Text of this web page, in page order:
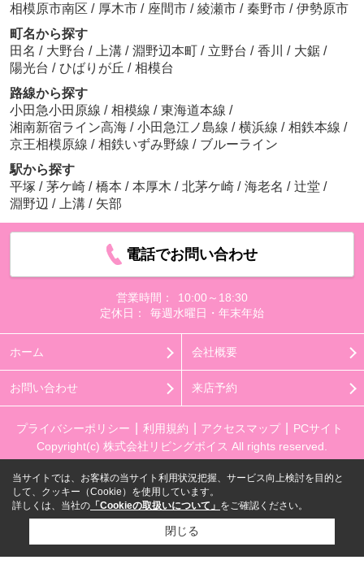
相模原市南区 / 厚木市 / 座間市 / 綾瀬市 / 秦野市 / 伊勢原市
町名から探す
田名 / 大野台 / 上溝 / 淵野辺本町 / 立野台 / 香川 / 大鋸 /
陽光台 / ひばりが丘 / 相模台
路線から探す
小田急小田原線 / 相模線 / 東海道本線 /
湘南新宿ライン高海 / 小田急江ノ島線 / 横浜線 / 相鉄本線 /
京王相模原線 / 相鉄いずみ野線 / ブルーライン
駅から探す
平塚 / 茅ケ崎 / 橋本 / 本厚木 / 北茅ケ崎 / 海老名 / 辻堂 /
淵野辺 / 上溝 / 矢部
電話でお問い合わせ
営業時間：
10:00～18:30
定休日：
毎週水曜日・年末年始
ホーム 会社概要
お問い合わせ 来店予約
プライバシーポリシー 利用規約 アクセスマップ
PCサイト
Copyright(c) 株式会社リビングボイス All rights reserved.
当サイトでは、お客様の当サイト利用状況把握、サービス向上検討を目的と
して、クッキー（Cookie）を使用しています。
詳しくは、当社の 「Cookieの取扱いについて」 をご確認ください。
閉じる